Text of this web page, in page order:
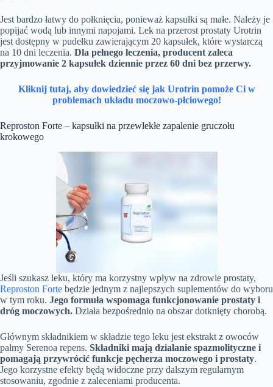
Jest bardzo łatwy do połknięcia, ponieważ kapsułki są małe. Należy je
popijać wodą lub innymi napojami. Lek na przerost prostaty Urotrin
jest dostępny w pudełku zawierającym 20 kapsułek, które wystarczą
na 10 dni leczenia. Dla pełnego leczenia, producent zaleca
przyjmowanie 2 kapsułek dziennie przez 60 dni bez przerwy.
Kliknij tutaj, aby dowiedzieć się jak Urotrin pomoże Ci w
problemach układu moczowo-płciowego!
Reproston Forte – kapsułki na przewlekłe zapalenie gruczołu
krokowego
Jeśli szukasz leku, który ma korzystny wpływ na zdrowie prostaty,
Reproston Forte będzie jednym z najlepszych suplementów do wyboru
w tym roku. Jego formuła wspomaga funkcjonowanie prostaty i
dróg moczowych. Działa bezpośrednio na obszar dotknięty chorobą.
Głównym składnikiem w składzie tego leku jest ekstrakt z owoców
palmy Serenoa repens. Składniki mają działanie spazmolityczne i
pomagają przywrócić funkcje pęcherza moczowego i prostaty.
Jego korzystne efekty będą widoczne przy dalszym regularnym
stosowaniu, zgodnie z zaleceniami producenta.